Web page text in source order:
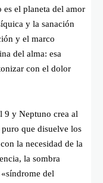
es el planeta del amor
y la sanación
y el marco
del alma: esa
con el dolor
9 y Neptuno crea al
que disuelve los
la necesidad de la
la sombra
del